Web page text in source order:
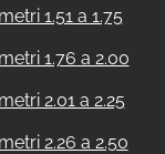
1.51 a 1.75
1.76 a 2.00
2.01 a 2.25
2.26 a 2.50